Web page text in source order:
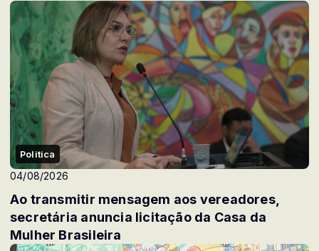
Politica
04/08/2026
Ao transmitir mensagem aos vereadores,
secretária anuncia licitação da Casa da
Mulher Brasileira